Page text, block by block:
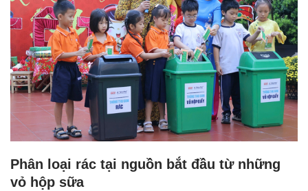
Phân loại rác tại nguồn bắt đầu từ những
vỏ hộp sữa